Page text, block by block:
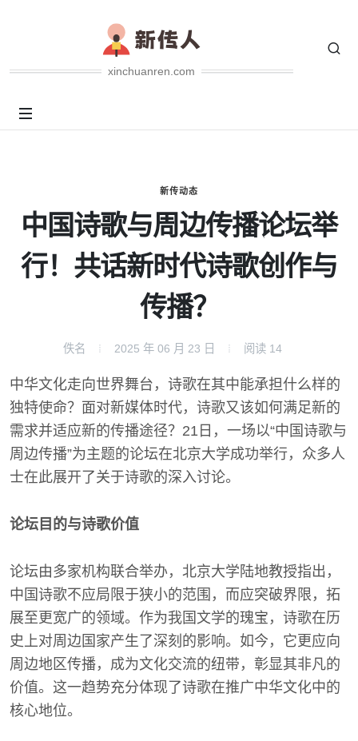
xinchuanren.com
新传动态
中国诗歌与周边传播论坛举
行！共话新时代诗歌创作与
传播？
佚名 2025 年 06 月 23 日 阅读 14
中华文化走向世界舞台，诗歌在其中能承担什么样的
独特使命？面对新媒体时代，诗歌又该如何满足新的
需求并适应新的传播途径？21日，一场以“中国诗歌与
周边传播”为主题的论坛在北京大学成功举行，众多人
士在此展开了关于诗歌的深入讨论。
论坛目的与诗歌价值
论坛由多家机构联合举办，北京大学陆地教授指出，
中国诗歌不应局限于狭小的范围，而应突破界限，拓
展至更宽广的领域。作为我国文学的瑰宝，诗歌在历
史上对周边国家产生了深刻的影响。如今，它更应向
周边地区传播，成为文化交流的纽带，彰显其非凡的
价值。这一趋势充分体现了诗歌在推广中华文化中的
核心地位。